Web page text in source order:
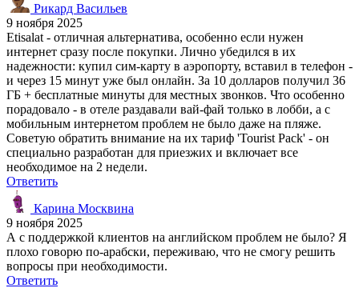
Рикард Васильев
9 ноября 2025
Etisalat - отличная альтернатива, особенно если нужен
интернет сразу после покупки. Лично убедился в их
надежности: купил сим-карту в аэропорту, вставил в телефон -
и через 15 минут уже был онлайн. За 10 долларов получил 36
ГБ + бесплатные минуты для местных звонков. Что особенно
порадовало - в отеле раздавали вай-фай только в лобби, а с
мобильным интернетом проблем не было даже на пляже.
Советую обратить внимание на их тариф 'Tourist Pack' - он
специально разработан для приезжих и включает все
необходимое на 2 недели.
Ответить
Карина Москвина
9 ноября 2025
А с поддержкой клиентов на английском проблем не было? Я
плохо говорю по-арабски, переживаю, что не смогу решить
вопросы при необходимости.
Ответить